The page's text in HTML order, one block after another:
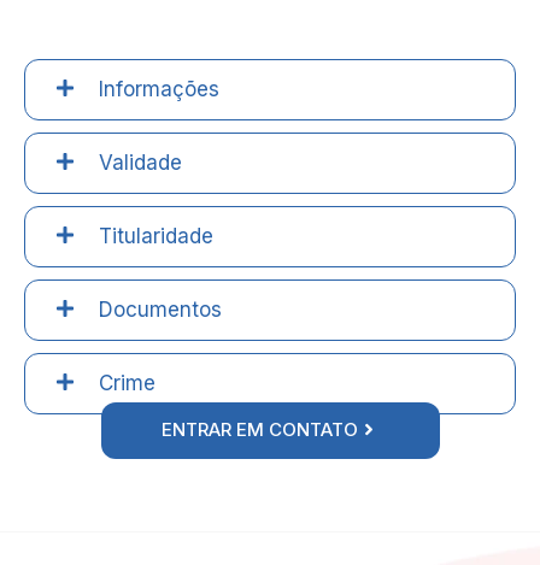
Informações
Validade
Titularidade
Documentos
Crime
ENTRAR EM CONTATO